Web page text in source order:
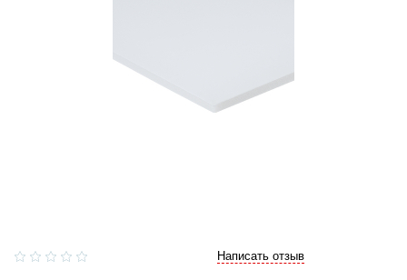
Написать отзыв